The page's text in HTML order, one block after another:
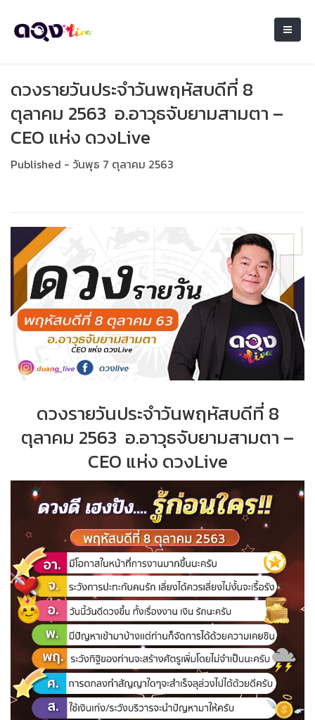
ดวงรายวันประจำวันพฤหัสบดีที่ 8
ตุลาคม 2563 อ.อาวุธจับยามสามตา –
CEO แห่ง ดวงLive
Published - วันพุธ 7 ตุลาคม 2563
ดวงรายวันประจำวันพฤหัสบดีที่ 8
ตุลาคม 2563 อ.อาวุธจับยามสามตา –
CEO แห่ง ดวงLive